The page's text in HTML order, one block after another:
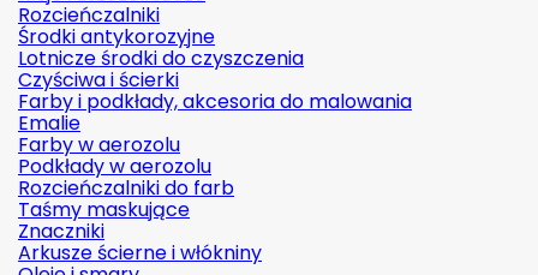
Rozcieńczalniki
Środki antykorozyjne
Lotnicze środki do czyszczenia
Czyściwa i ścierki
Farby i podkłady, akcesoria do malowania
Emalie
Farby w aerozolu
Podkłady w aerozolu
Rozcieńczalniki do farb
Taśmy maskujące
Znaczniki
Arkusze ścierne i włókniny